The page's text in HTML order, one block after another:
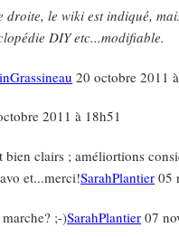
droite, le wiki est indiqué,
DIY etc...modifiable.
20 octobre 2011
2011 à 18h51
clairs ; améliortions
et...merci!SarahPlantier 05
;-)SarahPlantier 07